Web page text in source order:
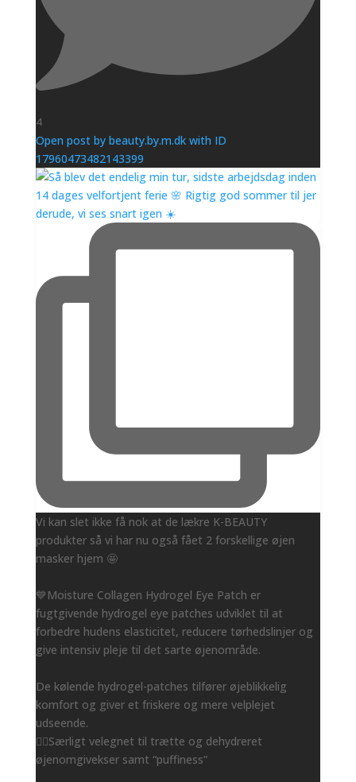
4
Open post by beauty.by.m.dk with ID
17960473482143399
Vi kan slet ikke få nok at de lækre K-BEAUTY
produkter så vi har nu også fået 2 forskellige øjen
masker hjem 🤩
💙Moisture Collagen Hydrogel Eye Patch er
fugtgivende hydrogel eye patches udviklet til at
forbedre hudens elasticitet, reducere tørhedslinjer og
give intensiv pleje til det sarte øjenområde.
De kølende hydrogel-patches tilfører øjeblikkelig
komfort og giver et friskere og mere velplejet
udseende.
👌🏻Særligt velegnet til trætte og dehydreret
øjenomgivekser samt “puffiness”